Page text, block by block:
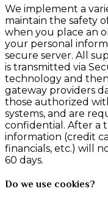
We implement a
maintain the safety
when you place an
your personal
secure server. All
is transmitted via
technology and
gateway providers
those authorized
systems, and are
confidential. After a
information (credit
financials, etc.) will
60 days.
Do we use cookies?